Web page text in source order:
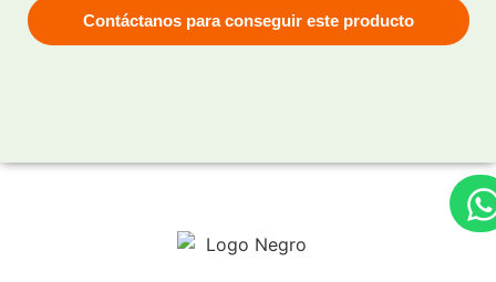
Contáctanos para conseguir este producto